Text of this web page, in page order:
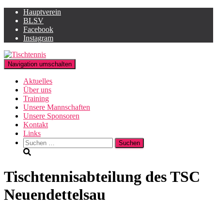
Hauptverein
BLSV
Facebook
Instagram
Navigation umschalten
Aktuelles
Über uns
Training
Unsere Mannschaften
Unsere Sponsoren
Kontakt
Links
Suchen
nach:
Tischtennisabteilung des TSC
Neuendettelsau